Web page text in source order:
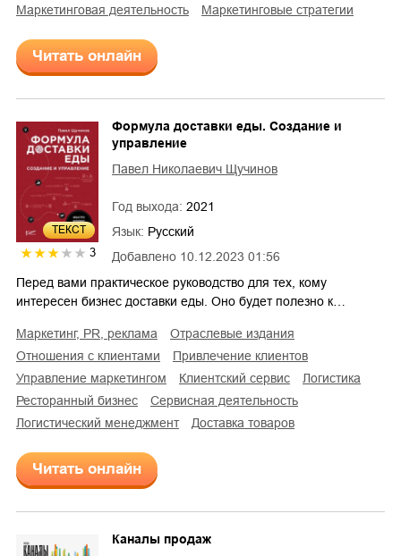
маркетинговая деятельность
маркетинговые стратегии
Читать онлайн
ТЕКСТ
3 Добавлено 10.12.2023 01:56
Формула доставки еды. Создание и
управление
Павел Николаевич Щучинов
Год выхода: 2021
Язык: Русский
Перед вами практическое руководство для тех, кому
интересен бизнес доставки еды. Оно будет полезно к…
маркетинг, PR, реклама
отраслевые издания
отношения с клиентами
привлечение клиентов
управление маркетингом
клиентский сервис
логистика
ресторанный бизнес
сервисная деятельность
логистический менеджмент
доставка товаров
Читать онлайн
Каналы продаж